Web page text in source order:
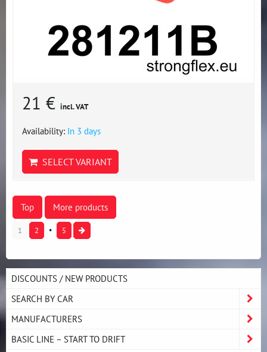
21 € incl. VAT
Availability: In 3 days
SELECT VARIANT
Top More products
1 2 5
DISCOUNTS / NEW PRODUCTS
SEARCH BY CAR
MANUFACTURERS
BASIC LINE – START TO DRIFT